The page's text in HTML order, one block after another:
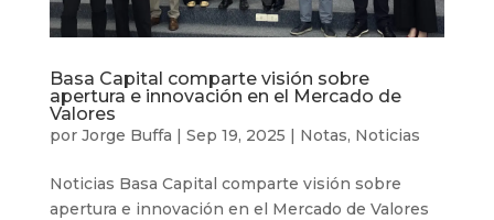
Basa Capital comparte visión sobre
apertura e innovación en el Mercado de
Valores
por Jorge Buffa | Sep 19, 2025 | Notas, Noticias
Noticias Basa Capital comparte visión sobre
apertura e innovación en el Mercado de Valores